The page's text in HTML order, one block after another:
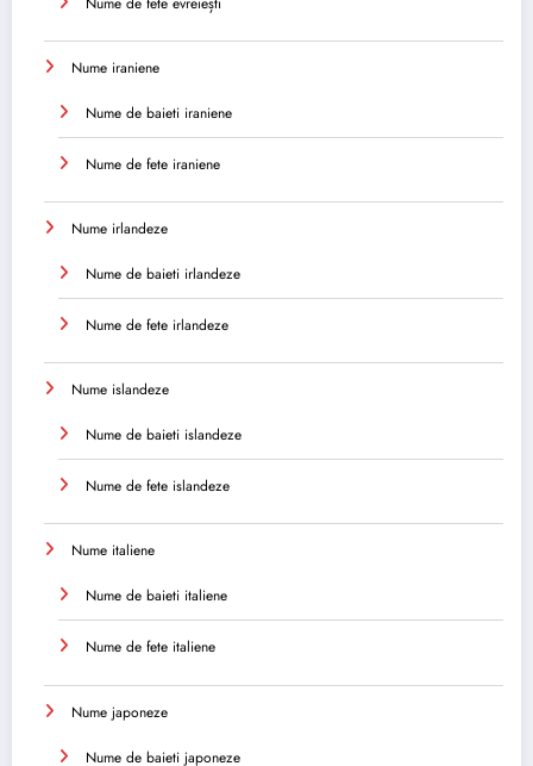
Nume iraniene
Nume de baieti iraniene
Nume de fete iraniene
Nume irlandeze
Nume de baieti irlandeze
Nume de fete irlandeze
Nume islandeze
Nume de baieti islandeze
Nume de fete islandeze
Nume italiene
Nume de baieti italiene
Nume de fete italiene
Nume japoneze
Nume de baieti japoneze